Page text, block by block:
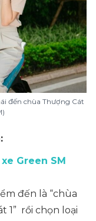
đến chùa Thượng Cát
Green SM
đến là “chùa
1” rồi chọn loại